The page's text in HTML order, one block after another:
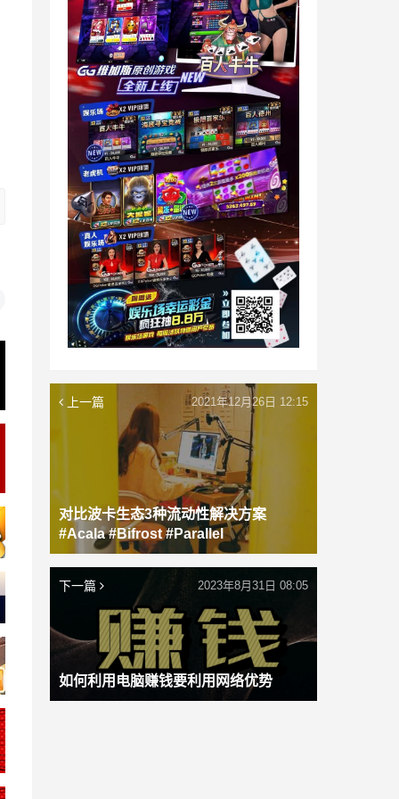
上一篇
对比波卡生态3种流动性解决方案
#Acala #Bifrost #Parallel
2021年12月26日 12:15
下一篇
如何利用电脑赚钱要利用网络优势
2023年8月31日 08:05